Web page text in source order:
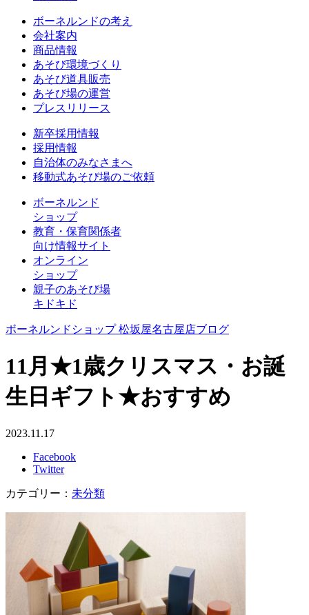
ボーネルンドの考え
会社案内
商品情報
あそび環境づくり
あそび道具販売
あそび場の運営
プレスリリース
新卒採用情報
採用情報
自治体のみなさまへ
移動式あそび場のご依頼
ボーネルンド
ショップ
教育・保育関係者
向け情報サイト
オンライン
ショップ
親子のあそび場
キドキド
ボーネルンドショップ 松坂屋名古屋店ブログ
11月★1歳クリスマス・お誕
生日ギフト★おすすめ
2023.11.17
Facebook
Twitter
カテゴリー： 未分類